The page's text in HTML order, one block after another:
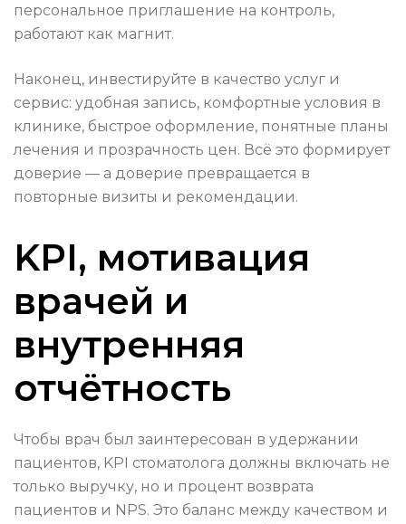
персональное приглашение на контроль,
работают как магнит.
Наконец, инвестируйте в качество услуг и
сервис: удобная запись, комфортные условия в
клинике, быстрое оформление, понятные планы
лечения и прозрачность цен. Всё это формирует
доверие — а доверие превращается в
повторные визиты и рекомендации.
KPI, мотивация
врачей и
внутренняя
отчётность
Чтобы врач был заинтересован в удержании
пациентов, KPI стоматолога должны включать не
только выручку, но и процент возврата
пациентов и NPS. Это баланс между качеством и